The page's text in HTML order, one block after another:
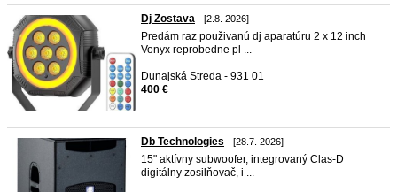
Dj Zostava - [2.8. 2026]
Predám raz použivanú dj aparatúru 2 x 12 inch
Vonyx reprobedne pl ...
Dunajská Streda - 931 01
400 €
Db Technologies - [28.7. 2026]
15" aktívny subwoofer, integrovaný Clas-D
digitálny zosilňovač, i ...